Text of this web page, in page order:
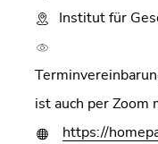
Institut für
ist auch per Zoom
https://